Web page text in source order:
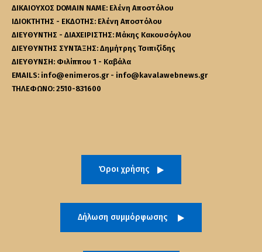
ΔΙΚΑΙΟΥΧΟΣ DOMAIN NAME: Ελένη Αποστόλου
ΙΔΙΟΚΤΗΤΗΣ - ΕΚΔΟΤΗΣ: Ελένη Αποστόλου
ΔΙΕΥΘΥΝΤΗΣ - ΔΙΑΧΕΙΡΙΣΤΗΣ: Μάκης Κακουσόγλου
ΔΙΕΥΘΥΝΤΗΣ ΣΥΝΤΑΞΗΣ: Δημήτρης Τσιπιζίδης
ΔΙΕΥΘΥΝΣΗ: Φιλίππου 1 - Καβάλα
EMAILS: info@enimeros.gr - info@kavalawebnews.gr
ΤΗΛΕΦΩΝΟ: 2510-831600
Όροι χρήσης
Δήλωση συμμόρφωσης